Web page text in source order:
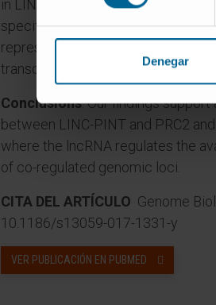
Denegar
in LINC-PINT that is essential for
specific interaction with PRC2,
repression of a pro-invasion
transcription factor EGR1.
Conclusions: Our findings
between LINC-PINT and PRC2
where the lncRNA regulates the
of co-regulated genomic loci.
CITA DEL ARTÍCULO Genome
10.1186/s13059-017-1331-y
VER PUBLICACIÓN EN PUBMED